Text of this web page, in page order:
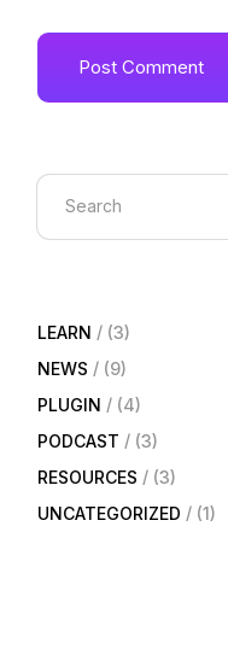
Post Comment
LEARN
(3)
NEWS
(9)
PLUGIN
(4)
PODCAST
(3)
RESOURCES
(3)
UNCATEGORIZED
(1)